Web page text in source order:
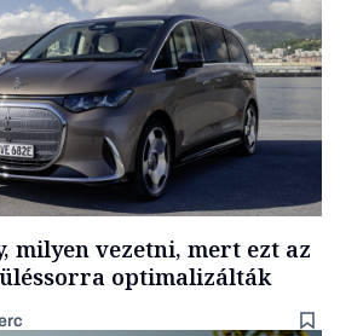
milyen vezetni, mert ezt az
optimalizálták